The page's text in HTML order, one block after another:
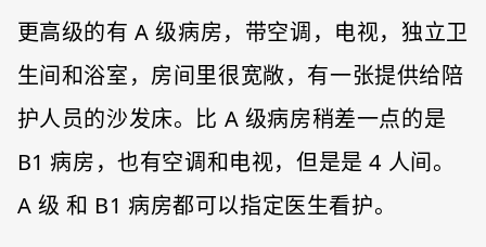
更高级的有 A 级病房，带空调，电视，独立卫
生间和浴室，房间里很宽敞，有一张提供给陪
护人员的沙发床。比 A 级病房稍差一点的是
B1 病房，也有空调和电视，但是是 4 人间。
A 级 和 B1 病房都可以指定医生看护。